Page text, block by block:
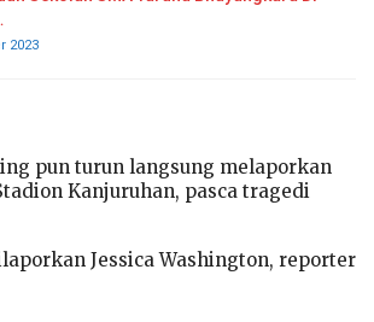
2023
pun turun langsung melaporkan
Kanjuruhan, pasca tragedi
Jessica Washington, reporter